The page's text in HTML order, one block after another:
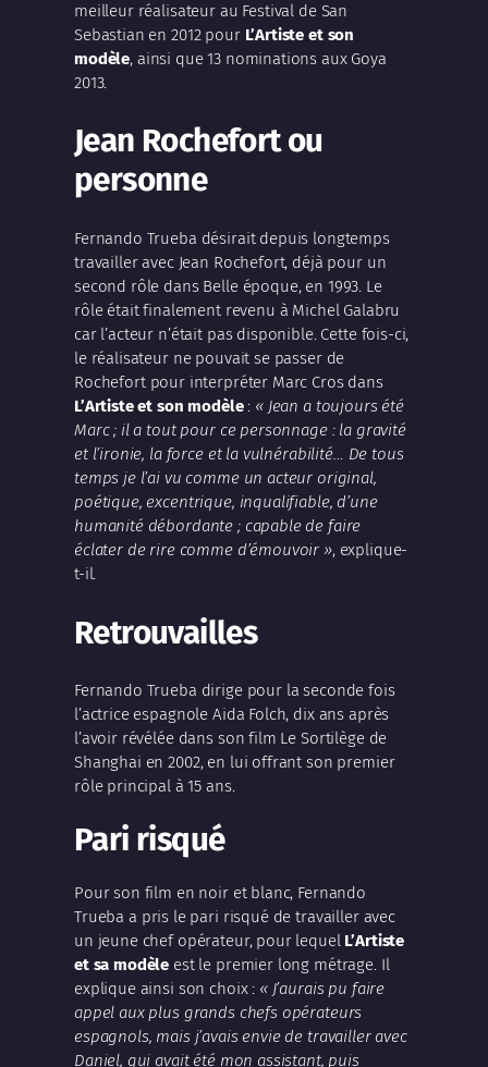
meilleur réalisateur au Festival de San
Sebastian en 2012 pour L’Artiste et son
modèle, ainsi que 13 nominations aux Goya
2013.
Jean Rochefort ou
personne
Fernando Trueba désirait depuis longtemps
travailler avec Jean Rochefort, déjà pour un
second rôle dans Belle époque, en 1993. Le
rôle était finalement revenu à Michel Galabru
car l’acteur n’était pas disponible. Cette fois-ci,
le réalisateur ne pouvait se passer de
Rochefortpour interpréter Marc Cros dans
L’Artiste et son modèle: « Jean a toujours été
Marc ; il a tout pour ce personnage : la gravité
et l’ironie, la force et la vulnérabilité… De tous
temps je l’ai vu comme un acteur original,
poétique, excentrique, inqualifiable, d’une
humanité débordante ; capable de faire
éclater de rire comme d’émouvoir », explique-
t-il.
Retrouvailles
Fernando Trueba dirige pour la seconde fois
l’actrice espagnole Aida Folch, dix ans après
l’avoir révélée dans son film Le Sortilège de
Shanghai en 2002, en lui offrant son premier
rôle principal à 15 ans.
Pari risqué
Pour son film en noir et blanc, Fernando
Trueba a pris le pari risqué de travailler avec
un jeune chef opérateur, pour lequel L’Artiste
et sa modèle est le premier long métrage. Il
explique ainsi son choix : « J’aurais pu faire
appel aux plus grands chefs opérateurs
espagnols, mais j’avais envie de travailler avec
Daniel, qui avait été mon assistant, puis